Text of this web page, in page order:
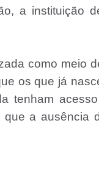
a instituição
como meio
os que já
tenham
a ausência